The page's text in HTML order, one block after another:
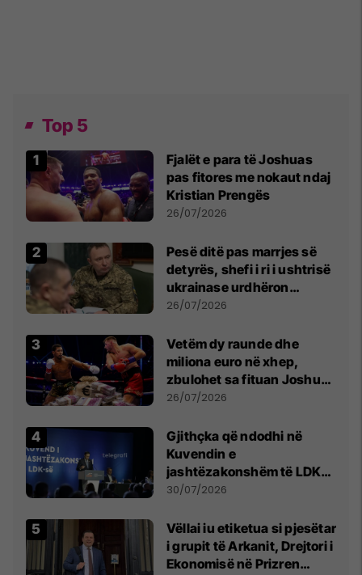
Top 5
Fjalët e para të Joshuas
pas fitores me nokaut ndaj
Kristian Prengës
26/07/2026
Pesë ditë pas marrjes së
detyrës, shefi i ri i ushtrisë
ukrainase urdhëron
kontroll të madh
26/07/2026
Vetëm dy raunde dhe
miliona euro në xhep,
zbulohet sa fituan Joshua
e Prenga
26/07/2026
Gjithçka që ndodhi në
Kuvendin e
jashtëzakonshëm të LDK-
së
30/07/2026
Vëllai iu etiketua si pjesëtar
i grupit të Arkanit, Drejtori i
Ekonomisë në Prizren